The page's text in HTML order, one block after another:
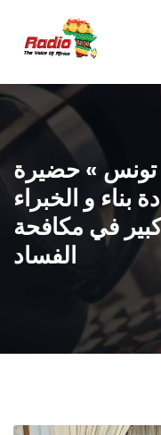
» حضيرة
بناء و الخبراء
في مكافحة
الفساد